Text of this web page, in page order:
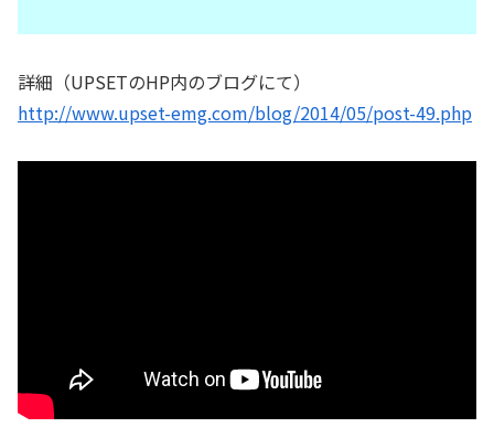
詳細（UPSETのHP内のブログにて）
http://www.upset-emg.com/blog/2014/05/post-49.php